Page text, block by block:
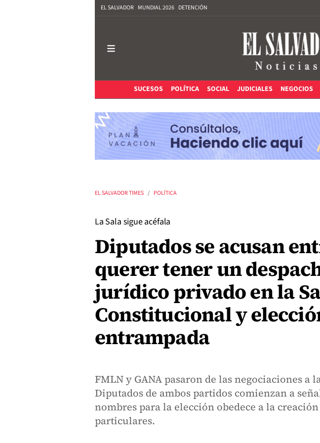
EL SALVADOR MUNDIAL 2026 DETENCIÓN
SUCESOS
POLÍTICA SOCIAL JUDICIALES NEGOCIOS
EL SALVADOR TIMES POLÍTICA
La Sala sigue acéfala
Diputados se acusan
querer tener un
jurídico privado en la
Constitucional y
entrampada
FMLN y GANA pasaron de las negociaciones a
Diputados de ambos partidos comienzan a
nombres para la elección obedece a la creación
particulares.